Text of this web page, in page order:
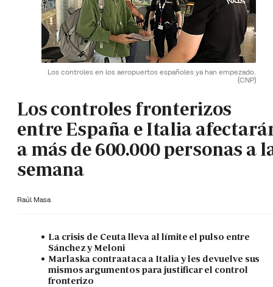
Los controles en los aeropuertos españoles ya han empezado.
(CNP)
Los controles fronterizos
entre España e Italia
a más de 600.000 personas a
semana
Raúl Masa
La crisis de Ceuta lleva al límite el pulso entre
Sánchez y Meloni
Marlaska contraataca a Italia y les devuelve sus
mismos argumentos para justificar el control
fronterizo